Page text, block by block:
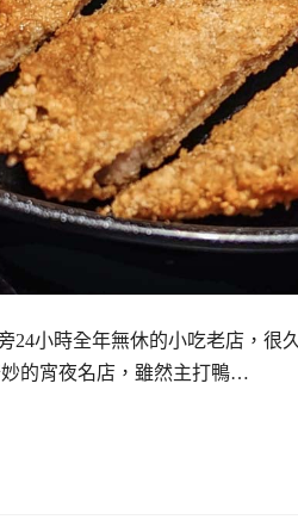
24小時全年無休的小吃老店，很
的宵夜名店，雖然主打鴨…